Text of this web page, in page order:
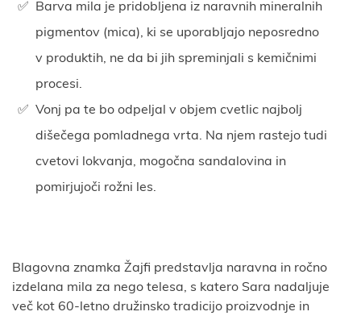
Barva mila je pridobljena iz naravnih mineralnih
pigmentov (mica), ki se uporabljajo neposredno
v produktih, ne da bi jih spreminjali s kemičnimi
procesi.
Vonj pa te bo odpeljal v objem cvetlic najbolj
dišečega pomladnega vrta. Na njem rastejo tudi
cvetovi lokvanja, mogočna sandalovina in
pomirjujoči rožni les.
Blagovna znamka Žajfi predstavlja naravna in ročno
izdelana mila za nego telesa, s katero Sara nadaljuje
več kot 60-letno družinsko tradicijo proizvodnje in